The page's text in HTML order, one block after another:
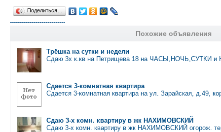
Поделиться…
----------------------------
Похожие объявления
Трёшка на сутки и недели
Сдаю 3х к.кв на Петрищева 18 на ЧАСЫ,НОЧЬ,СУТКИ
Сдается 3-комнатная квартира
Сдается 3-комнатная квартира на ул. Зарайская, д.49,
Сдаю 3-х комн. квартиру в жк НАХИМОВСКИЙ
Сдаю 3-х комн. квартиру в жк НАХИМОВСКИЙ огорож.